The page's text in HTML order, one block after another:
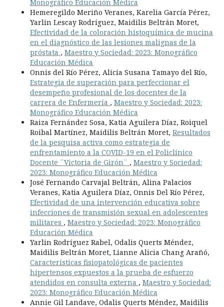
Monográfico Educación Médica
Hemeregildo Meriño Veranes, Karelia García Pérez,
Yarlin Lescay Rodríguez, Maidilis Beltrán Moret,
Efectividad de la coloración histoquímica de mucina
en el diagnóstico de las lesiones malignas de la
próstata , Maestro y Sociedad: 2023: Monográfico
Educación Médica
Onnis del Río Pérez, Alicia Susana Tamayo del Río,
Estrategia de superación para perfeccionar el
desempeño profesional de los docentes de la
carrera de Enfermería , Maestro y Sociedad: 2023:
Monográfico Educación Médica
Raiza Fernández Sosa, Katia Aguilera Díaz, Roiquel
Roibal Martínez, Maidilis Beltrán Moret, Resultados
de la pesquisa activa como estrategia de
enfrentamiento a la COVID-19 en el Policlínico
Docente ¨Victoria de Girón¨ , Maestro y Sociedad:
2023: Monográfico Educación Médica
José Fernando Carvajal Beltrán, Alina Palacios
Veranes, Katia Aguilera Díaz, Onnis Del Río Pérez,
Efectividad de una intervención educativa sobre
infecciones de transmisión sexual en adolescentes
militares , Maestro y Sociedad: 2023: Monográfico
Educación Médica
Yarlin Rodríguez Rabel, Odalis Querts Méndez,
Maidilis Beltrán Moret, Lianne Alicia Chang Arañó,
Características fisiopatológicas de pacientes
hipertensos expuestos a la prueba de esfuerzo
atendidos en consulta externa , Maestro y Sociedad:
2023: Monográfico Educación Médica
Annie Gil Landave, Odalis Querts Méndez, Maidilis